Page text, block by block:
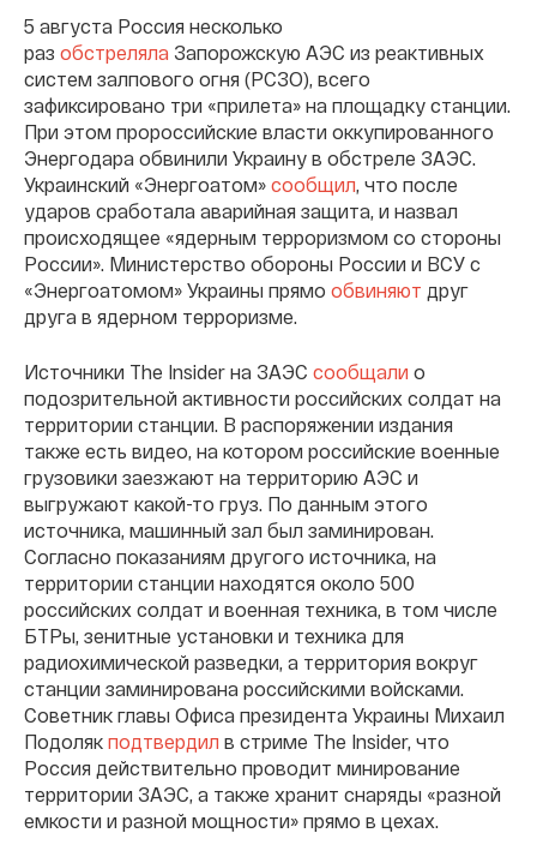
5 августа Россия несколько
раз обстреляла Запорожскую АЭС из реактивных
систем залпового огня (РСЗО), всего
зафиксировано три «прилета» на площадку станции.
При этом пророссийские власти оккупированного
Энергодара обвинили Украину в обстреле ЗАЭС.
Украинский «Энергоатом» сообщил, что после
ударов сработала аварийная защита, и назвал
происходящее «ядерным терроризмом со стороны
России». Министерство обороны России и ВСУ с
«Энергоатомом» Украины прямо обвиняют друг
друга в ядерном терроризме.
Источники The Insider на ЗАЭС сообщали о
подозрительной активности российских солдат на
территории станции. В распоряжении издания
также есть видео, на котором российские военные
грузовики заезжают на территорию АЭС и
выгружают какой-то груз. По данным этого
источника, машинный зал был заминирован.
Согласно показаниям другого источника, на
территории станции находятся около 500
российских солдат и военная техника, в том числе
БТРы, зенитные установки и техника для
радиохимической разведки, а территория вокруг
станции заминирована российскими войсками.
Советник главы Офиса президента Украины Михаил
Подоляк подтвердил в стриме The Insider, что
Россия действительно проводит минирование
территории ЗАЭС, а также хранит снаряды «разной
емкости и разной мощности» прямо в цехах.